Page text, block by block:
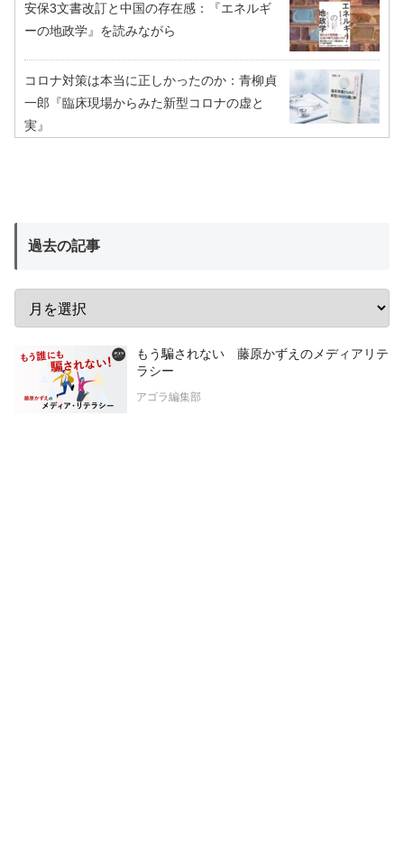
安保3文書改訂と中国の存在感：『エネルギ
ーの地政学』を読みながら
コロナ対策は本当に正しかったのか：青柳貞
一郎『臨床現場からみた新型コロナの虚と
実』
過去の記事
もう騙されない 藤原かずえのメディアリテ
ラシー
アゴラ編集部